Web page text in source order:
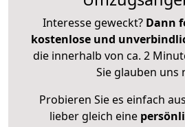
Interesse geweckt? Dann
kostenlose und
die innerhalb von ca. 2
Sie glauben uns
Probieren Sie es einfach
lieber gleich eine